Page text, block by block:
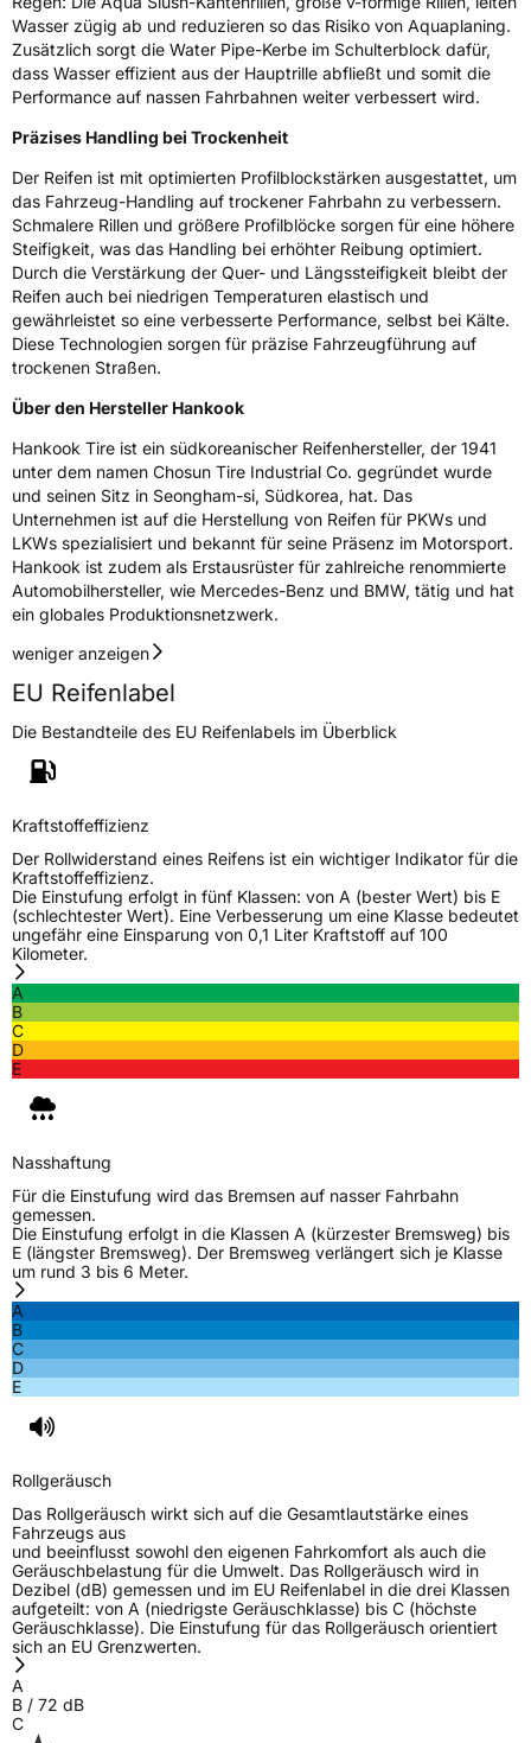
Wasser zügig ab und reduzieren so das Risiko von Aquaplaning.
Zusätzlich sorgt die Water Pipe-Kerbe im Schulterblock dafür,
dass Wasser effizient aus der Hauptrille abfließt und somit die
Performance auf nassen Fahrbahnen weiter verbessert wird.
Präzises Handling bei Trockenheit
Der Reifen ist mit optimierten Profilblockstärken ausgestattet, um
das Fahrzeug-Handling auf trockener Fahrbahn zu verbessern.
Schmalere Rillen und größere Profilblöcke sorgen für eine höhere
Steifigkeit, was das Handling bei erhöhter Reibung optimiert.
Durch die Verstärkung der Quer- und Längssteifigkeit bleibt der
Reifen auch bei niedrigen Temperaturen elastisch und
gewährleistet so eine verbesserte Performance, selbst bei Kälte.
Diese Technologien sorgen für präzise Fahrzeugführung auf
trockenen Straßen.
Über den Hersteller Hankook
Hankook Tire ist ein südkoreanischer Reifenhersteller, der 1941
unter dem namen Chosun Tire Industrial Co. gegründet wurde
und seinen Sitz in Seongham-si, Südkorea, hat. Das
Unternehmen ist auf die Herstellung von Reifen für PKWs und
LKWs spezialisiert und bekannt für seine Präsenz im Motorsport.
Hankook ist zudem als Erstausrüster für zahlreiche renommierte
Automobilhersteller, wie Mercedes-Benz und BMW, tätig und hat
ein globales Produktionsnetzwerk.
weniger anzeigen
EU Reifenlabel
Die Bestandteile des EU Reifenlabels im Überblick
Kraftstoffeffizienz
Der Rollwiderstand eines Reifens ist ein wichtiger Indikator für die
Kraftstoffeffizienz.
Die Einstufung erfolgt in fünf Klassen: von A (bester Wert) bis E
(schlechtester Wert). Eine Verbesserung um eine Klasse bedeutet
ungefähr eine Einsparung von 0,1 Liter Kraftstoff auf 100
Kilometer.
A
B
C
D
E
Nasshaftung
Für die Einstufung wird das Bremsen auf nasser Fahrbahn
gemessen.
Die Einstufung erfolgt in die Klassen A (kürzester Bremsweg) bis
E (längster Bremsweg). Der Bremsweg verlängert sich je Klasse
um rund 3 bis 6 Meter.
A
B
C
D
E
Rollgeräusch
Das Rollgeräusch wirkt sich auf die Gesamtlautstärke eines
Fahrzeugs aus
und beeinflusst sowohl den eigenen Fahrkomfort als auch die
Geräuschbelastung für die Umwelt. Das Rollgeräusch wird in
Dezibel (dB) gemessen und im EU Reifenlabel in die drei Klassen
aufgeteilt: von A (niedrigste Geräuschklasse) bis C (höchste
Geräuschklasse). Die Einstufung für das Rollgeräusch orientiert
sich an EU Grenzwerten.
A
B / 72 dB
C